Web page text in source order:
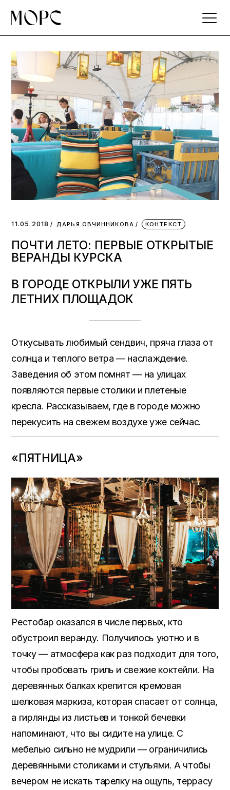
the
11.05.2018 ДАРЬЯ ОВЧИННИКОВА КОНТЕКСТ
ПОЧТИ ЛЕТО: ПЕРВЫЕ ОТКРЫТЫЕ
ВЕРАНДЫ КУРСКА
В ГОРОДЕ ОТКРЫЛИ УЖЕ ПЯТЬ
ЛЕТНИХ ПЛОЩАДОК
Откусывать любимый сендвич, пряча глаза от
солнца и теплого ветра — наслаждение.
Заведения об этом помнят — на улицах
появляются первые столики и плетеные
кресла. Рассказываем, где в городе можно
перекусить на свежем воздухе уже сейчас.
«ПЯТНИЦА»
Рестобар оказался в числе первых, кто
обустроил веранду. Получилось уютно и в
точку — атмосфера как раз подходит для того,
чтобы пробовать гриль и свежие коктейли. На
деревянных балках крепится кремовая
шелковая маркиза, которая спасает от солнца,
а гирлянды из листьев и тонкой бечевки
напоминают, что вы сидите на улице. С
мебелью сильно не мудрили — ограничились
деревянными столиками и стульями. А чтобы
вечером не искать тарелку на ощупь, террасу